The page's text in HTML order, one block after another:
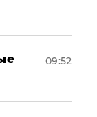
09:52